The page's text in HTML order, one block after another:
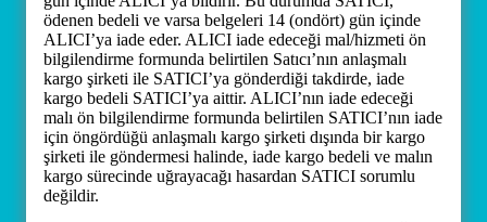
ödenen bedeli ve varsa belgeleri 14 (ondört) gün içinde
ALICI’ya iade eder. ALICI iade edeceği mal/hizmeti ön
bilgilendirme formunda belirtilen Satıcı’nın anlaşmalı
kargo şirketi ile SATICI’ya gönderdiği takdirde, iade
kargo bedeli SATICI’ya aittir. ALICI’nın iade edeceği
malı ön bilgilendirme formunda belirtilen SATICI’nın iade
için öngördüğü anlaşmalı kargo şirketi dışında bir kargo
şirketi ile göndermesi halinde, iade kargo bedeli ve malın
kargo sürecinde uğrayacağı hasardan SATICI sorumlu
değildir.